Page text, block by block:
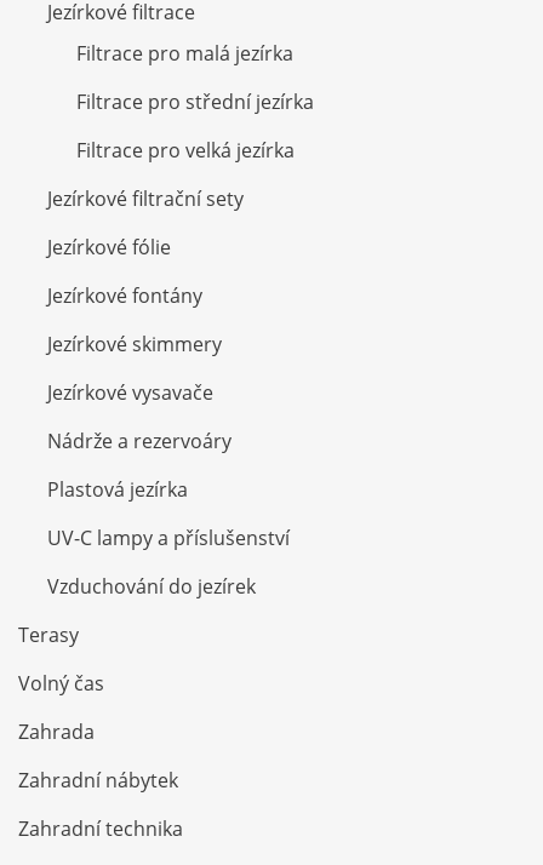
Jezírkové filtrace
Filtrace pro malá jezírka
Filtrace pro střední jezírka
Filtrace pro velká jezírka
Jezírkové filtrační sety
Jezírkové fólie
Jezírkové fontány
Jezírkové skimmery
Jezírkové vysavače
Nádrže a rezervoáry
Plastová jezírka
UV-C lampy a příslušenství
Vzduchování do jezírek
Terasy
Volný čas
Zahrada
Zahradní nábytek
Zahradní technika